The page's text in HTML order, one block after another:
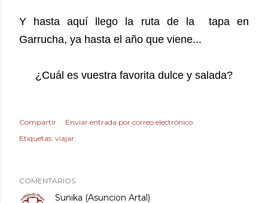
Y hasta aquí llego la ruta de la  tapa en
Garrucha, ya hasta el año que viene...
¿Cuál es vuestra favorita dulce y salada?
Compartir
Enviar entrada por correo electrónico
Etiquetas: viajar
COMENTARIOS
Sunika (Asuncion Artal)